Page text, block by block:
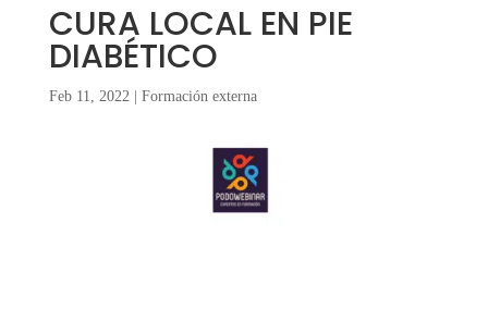
CURA LOCAL EN PIE
DIABÉTICO
Feb 11, 2022| Formación externa